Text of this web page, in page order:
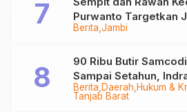
Berita Jambi
Purwanto Targetkan
Tungkal-Jambi Mulus
Berita Daerah Hukum &
Tanjab Barat
90 Ribu Butir
Sampai Setahun,
Audit Menyeluruh